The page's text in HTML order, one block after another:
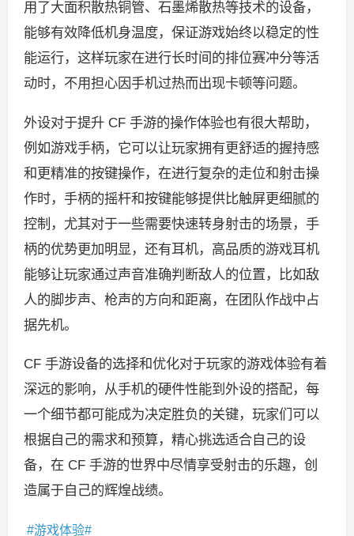
用了大面积散热铜管、石墨烯散热等技术的设备，
能够有效降低机身温度，保证游戏始终以稳定的性
能运行，这样玩家在进行长时间的排位赛冲分等活
动时，不用担心因手机过热而出现卡顿等问题。
外设对于提升 CF 手游的操作体验也有很大帮助，
例如游戏手柄，它可以让玩家拥有更舒适的握持感
和更精准的按键操作，在进行复杂的走位和射击操
作时，手柄的摇杆和按键能够提供比触屏更细腻的
控制，尤其对于一些需要快速转身射击的场景，手
柄的优势更加明显，还有耳机，高品质的游戏耳机
能够让玩家通过声音准确判断敌人的位置，比如敌
人的脚步声、枪声的方向和距离，在团队作战中占
据先机。
CF 手游设备的选择和优化对于玩家的游戏体验有着
深远的影响，从手机的硬件性能到外设的搭配，每
一个细节都可能成为决定胜负的关键，玩家们可以
根据自己的需求和预算，精心挑选适合自己的设
备，在 CF 手游的世界中尽情享受射击的乐趣，创
造属于自己的辉煌战绩。
游戏体验